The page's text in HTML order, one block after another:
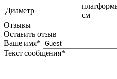
Диаметр
см
Отзывы
Оставить отзыв
Ваше имя*
Текст сообщения*